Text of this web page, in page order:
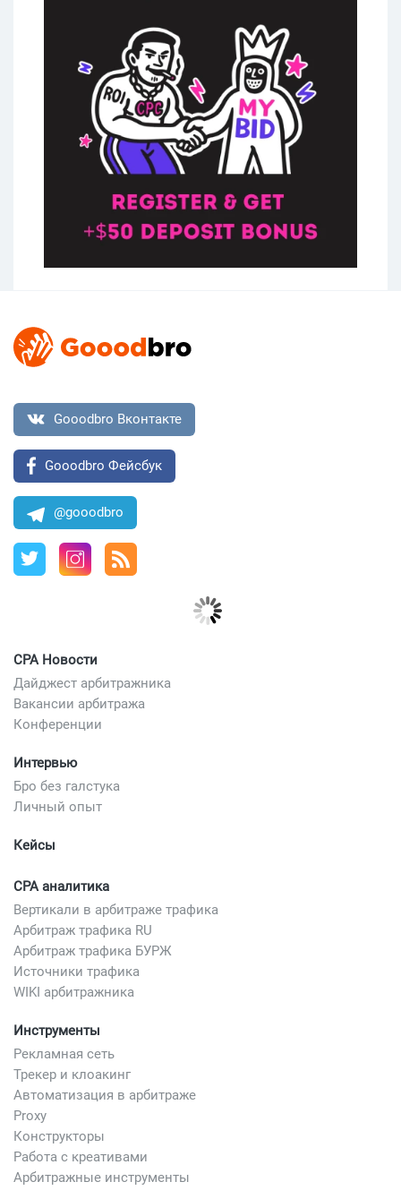
Gooodbro Вконтакте
Gooodbro Фейсбук
@gooodbro
CPA Новости
Дайджест арбитражника
Вакансии арбитража
Конференции
Интервью
Бро без галстука
Личный опыт
Кейсы
CPA аналитика
Вертикали в арбитраже трафика
Арбитраж трафика RU
Арбитраж трафика БУРЖ
Источники трафика
WIKI арбитражника
Инструменты
Рекламная сеть
Трекер и клоакинг
Автоматизация в арбитраже
Proxy
Конструкторы
Работа с креативами
Арбитражные инструменты